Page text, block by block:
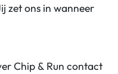
zet ons in wanneer
Chip & Run contact